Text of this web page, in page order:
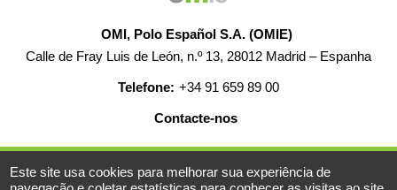
OMI, Polo Español S.A. (OMIE)
Calle de Fray Luis de León, n.º 13, 28012 Madrid – Espanha
Telefone: +34 91 659 89 00
Contacte-nos
Este site usa cookies para melhorar sua experiência de